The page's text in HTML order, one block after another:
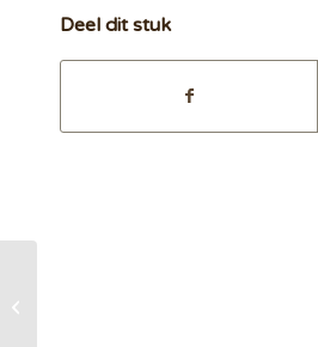
Deel dit stuk